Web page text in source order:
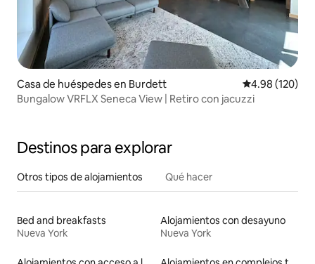
Casa de huéspedes en Burdett Calificación
4.98 (120)
Bungalow VRFLX Seneca View | Retiro con jacuzzi
Destinos para explorar
Otros tipos de alojamientos Qué hacer
Bed and breakfasts
Nueva York
Alojamientos con desayuno
Nueva York